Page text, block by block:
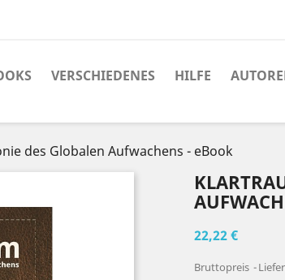
VERSCHIEDENES HILFE
des Globalen Aufwachens - eBook
22,22 €
Bruttopreis